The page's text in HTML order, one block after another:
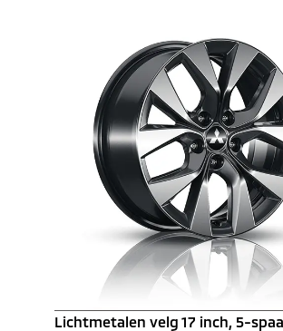
Lichtmetalen velg 17 inch, 5-